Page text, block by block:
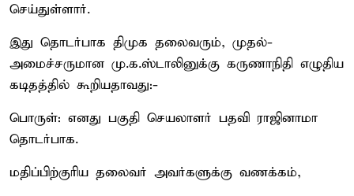
செய்துள்ளார்.
இது தொடர்பாக திமுக தலைவரும், முதல்-
அமைச்சருமான மு.க.ஸ்டாலினுக்கு கருணாநிதி எழுதிய
கடிதத்தில் கூறியதாவது:-
பொருள்: எனது பகுதி செயலாளர் பதவி ராஜினாமா
தொடர்பாக.
மதிப்பிற்குரிய தலைவர் அவர்களுக்கு வணக்கம்,